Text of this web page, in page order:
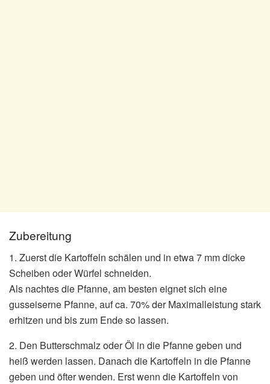
Zubereitung
1. Zuerst die Kartoffeln schälen und in etwa 7 mm dicke
Scheiben oder Würfel schneiden.
Als nachtes die Pfanne, am besten eignet sich eine
gusseiserne Pfanne, auf ca. 70% der Maximalleistung stark
erhitzen und bis zum Ende so lassen.
2. Den Butterschmalz oder Öl in die Pfanne geben und
heiß werden lassen. Danach die Kartoffeln in die Pfanne
geben und öfter wenden. Erst wenn die Kartoffeln von